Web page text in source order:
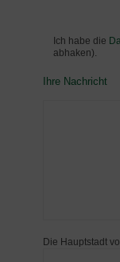
Ich habe die
abhaken).
Ihre Nachricht
Die Hauptstadt